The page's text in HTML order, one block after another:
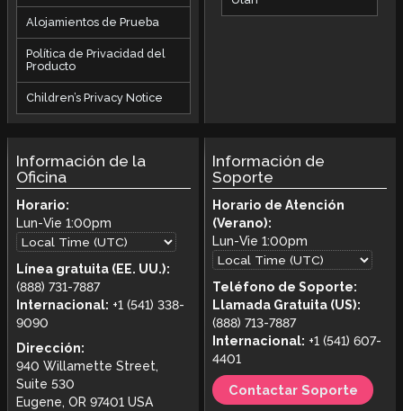
Alojamientos de Prueba
Política de Privacidad del
Producto
Children’s Privacy Notice
Información de la
Oficina
Horario:
Lun-Vie 1:00pm
Línea gratuita (EE. UU.):
(888) 731-7887
Internacional: +1 (541) 338-
9090
Dirección:
940 Willamette Street,
Suite 530
Eugene, OR 97401 USA
Información de
Soporte
Horario de Atención
(Verano):
Lun-Vie1:00pm
Teléfono de Soporte:
Llamada Gratuita (US):
(888) 713-7887
Internacional: +1 (541) 607-
4401
Contactar Soporte